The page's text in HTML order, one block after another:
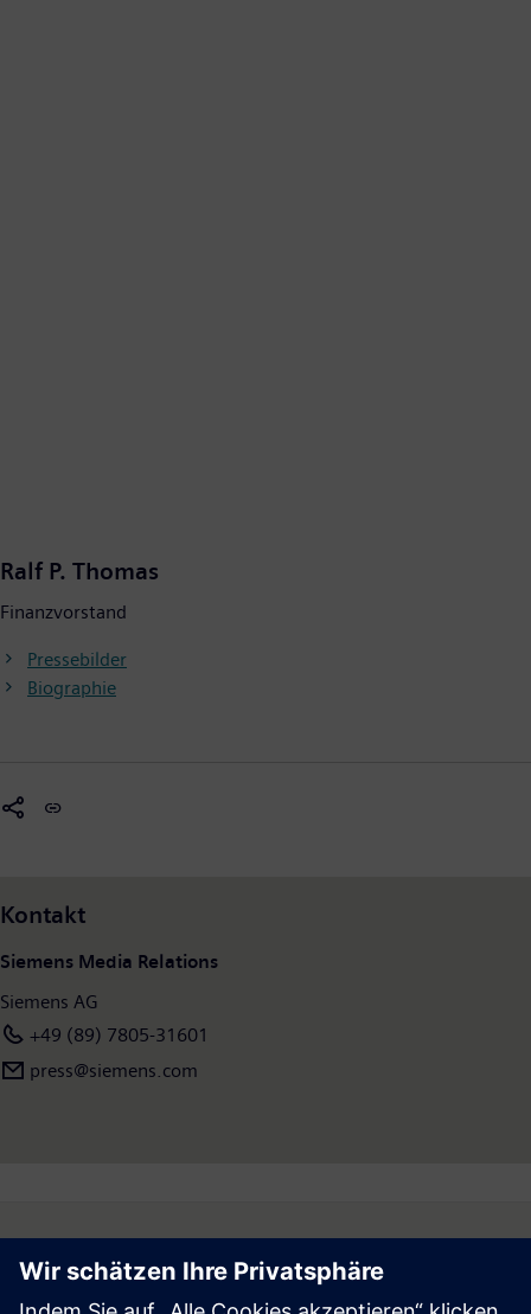
Ralf P. Thomas
Finanzvorstand
Pressebilder
Biographie
Kontakt
Siemens Media Relations
Siemens AG
+49 (89) 7805-31601
press@siemens.com
Follow